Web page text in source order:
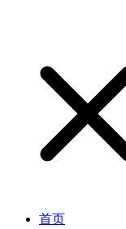
首页